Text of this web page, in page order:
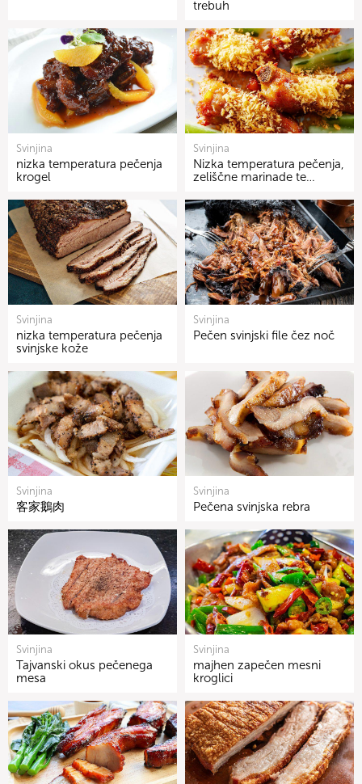
trebuh
Svinjina
nizka temperatura pečenja
krogel
Svinjina
Nizka temperatura pečenja,
zeliščne marinade te…
Svinjina
nizka temperatura pečenja
svinjske kože
Svinjina
Pečen svinjski file čez noč
Svinjina
客家鵝肉
Svinjina
Pečena svinjska rebra
Svinjina
Tajvanski okus pečenega
mesa
Svinjina
majhen zapečen mesni
kroglici